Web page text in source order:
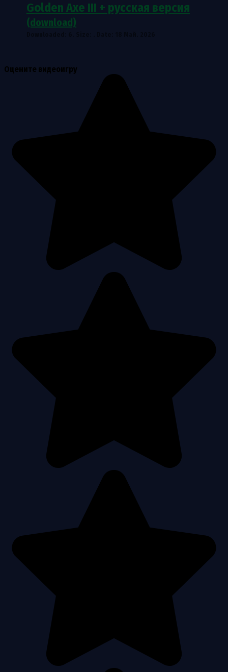
Golden Axe III + русская версия
(download)
Оцените видеоигру